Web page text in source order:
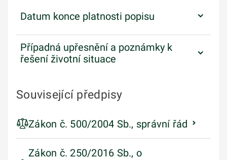
Datum konce platnosti popisu
Případná upřesnění a poznámky k
řešení životní situace
Související předpisy
Zákon č. 500/2004 Sb., správní řád
Zákon č. 250/2016 Sb., o